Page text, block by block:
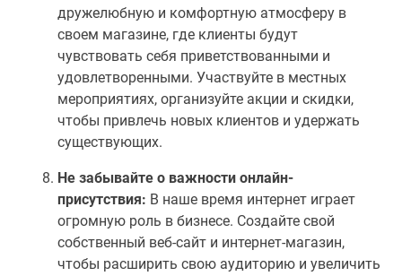
дружелюбную и комфортную атмосферу в
своем магазине, где клиенты будут
чувствовать себя приветствованными и
удовлетворенными. Участвуйте в местных
мероприятиях, организуйте акции и скидки,
чтобы привлечь новых клиентов и удержать
существующих.
Не забывайте о важности онлайн-
присутствия: В наше время интернет играет
огромную роль в бизнесе. Создайте свой
собственный веб-сайт и интернет-магазин,
чтобы расширить свою аудиторию и увеличить